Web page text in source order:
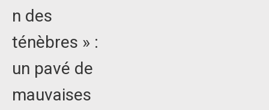
n des
ténèbres » :
un pavé de
mauvaises